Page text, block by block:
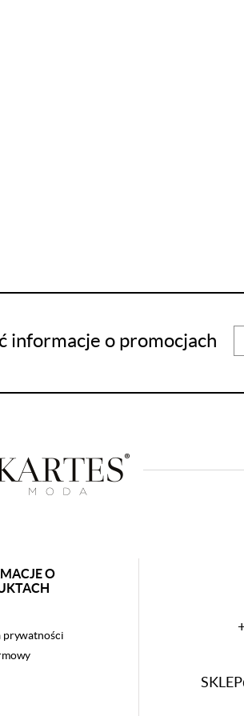
informacje o promocjach
O
prywatności